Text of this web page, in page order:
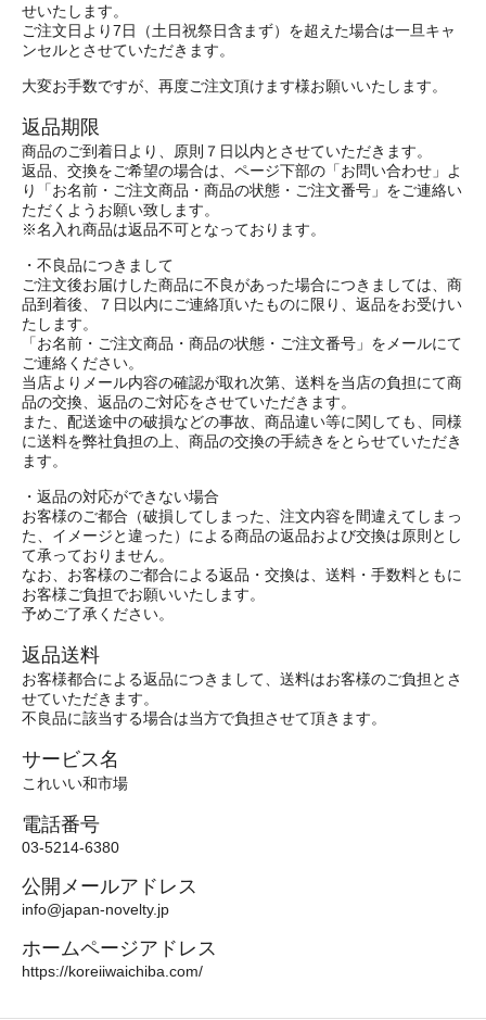
せいたします。
ご注文日より7日（土日祝祭日含まず）を超えた場合は一旦キャ
ンセルとさせていただきます。
大変お手数ですが、再度ご注文頂けます様お願いいたします。
返品期限
商品のご到着日より、原則７日以内とさせていただきます。
返品、交換をご希望の場合は、ページ下部の「お問い合わせ」よ
り「お名前・ご注文商品・商品の状態・ご注文番号」をご連絡い
ただくようお願い致します。
※名入れ商品は返品不可となっております。
・不良品につきまして
ご注文後お届けした商品に不良があった場合につきましては、商
品到着後、７日以内にご連絡頂いたものに限り、返品をお受けい
たします。
「お名前・ご注文商品・商品の状態・ご注文番号」をメールにて
ご連絡ください。
当店よりメール内容の確認が取れ次第、送料を当店の負担にて商
品の交換、返品のご対応をさせていただきます。
また、配送途中の破損などの事故、商品違い等に関しても、同様
に送料を弊社負担の上、商品の交換の手続きをとらせていただき
ます。
・返品の対応ができない場合
お客様のご都合（破損してしまった、注文内容を間違えてしまっ
た、イメージと違った）による商品の返品および交換は原則とし
て承っておりません。
なお、お客様のご都合による返品・交換は、送料・手数料ともに
お客様ご負担でお願いいたします。
予めご了承ください。
返品送料
お客様都合による返品につきまして、送料はお客様のご負担とさ
せていただきます。
不良品に該当する場合は当方で負担させて頂きます。
サービス名
これいい和市場
電話番号
03-5214-6380
公開メールアドレス
info@japan-novelty.jp
ホームページアドレス
https://koreiiwaichiba.com/